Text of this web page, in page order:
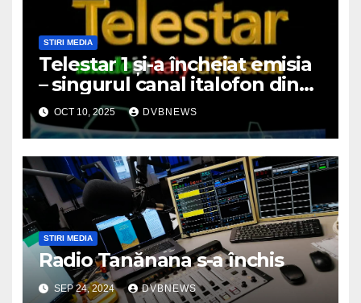
STIRI MEDIA
Telestar 1 și-a încheiat emisia
– singurul canal italofon din
România a dispărut de pe
micile ecrane
OCT 10, 2025 DVBNEWS
STIRI MEDIA
Radio Tanănana s-a închis
SEP 24, 2024 DVBNEWS